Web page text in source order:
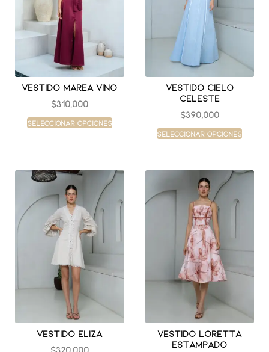
Vestido marea vino
$310,000
Seleccionar opciones
Vestido cielo
celeste
$390,000
Seleccionar opciones
Vestido eliza
$320,000
Vestido loretta
estampado